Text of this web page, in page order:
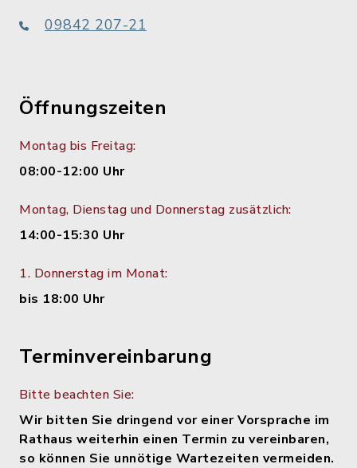
09842 207-21
Öffnungszeiten
Montag bis Freitag:
08:00-12:00 Uhr
Montag, Dienstag und Donnerstag zusätzlich:
14:00-15:30 Uhr
1. Donnerstag im Monat:
bis 18:00 Uhr
Terminvereinbarung
Bitte beachten Sie:
Wir bitten Sie dringend vor einer Vorsprache im
Rathaus weiterhin einen Termin zu vereinbaren,
so können Sie unnötige Wartezeiten vermeiden.